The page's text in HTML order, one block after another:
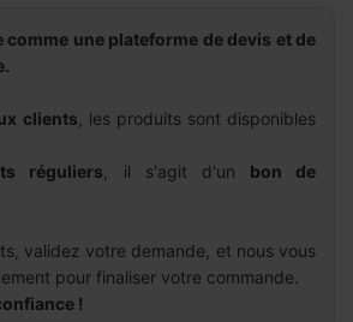
une plateforme de devis et de
clients , les produits sont disponibles
réguliers , il s'agit d'un bon de
validez votre demande, et nous vous
pour finaliser votre commande.
!